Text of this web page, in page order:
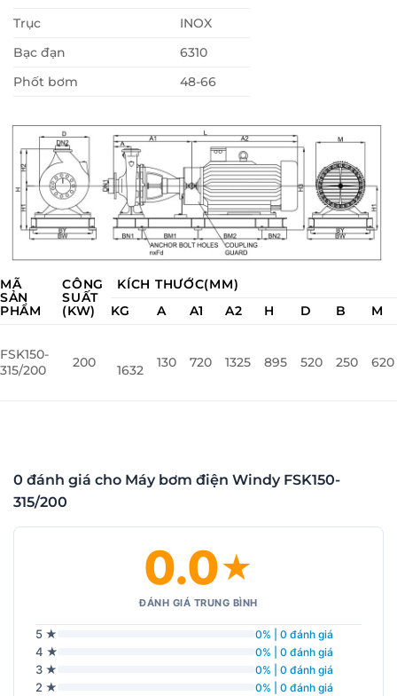
Trục
INOX
Bạc đạn
6310
Phốt bơm
48-66
MÃ
SẢN
PHẨM
CÔNG
SUẤT
(KW)
KÍCH THƯỚC(MM)
KG
A A1 A2 H D B M
FSK150-
315/200
200 1632 130 720 1325 895 520 250 620
0 đánh giá cho Máy bơm điện Windy FSK150-
315/200
0.0★
ĐÁNH GIÁ TRUNG BÌNH
5 ★ 0% | 0 đánh giá
4 ★ 0% | 0 đánh giá
3 ★ 0% | 0 đánh giá
2 ★ 0% | 0 đánh giá